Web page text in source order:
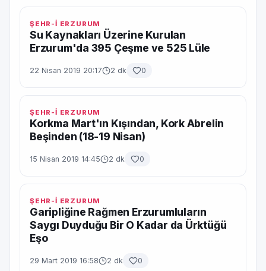
ŞEHR-İ ERZURUM
Su Kaynakları Üzerine Kurulan
Erzurum'da 395 Çeşme ve 525 Lüle
22 Nisan 2019 20:17 2 dk 0
ŞEHR-İ ERZURUM
Korkma Mart'ın Kışından, Kork Abrelin
Beşinden (18-19 Nisan)
15 Nisan 2019 14:45 2 dk 0
ŞEHR-İ ERZURUM
Garipliğine Rağmen Erzurumluların
Saygı Duyduğu Bir O Kadar da Ürktüğü
Eşo
29 Mart 2019 16:58 2 dk 0